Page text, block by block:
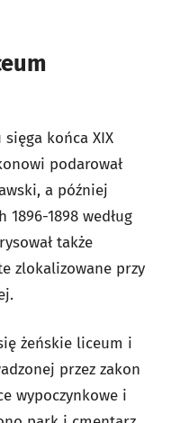
końca XIX
podarował
a później
1896-1898 według
także
zlokalizowane przy
żeńskie liceum i
przez zakon
wypoczynkowe i